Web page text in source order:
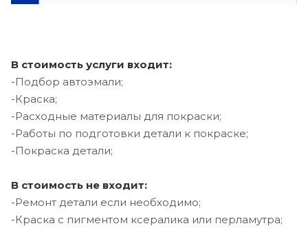
В стоимость услуги входит:
-Подбор автоэмали;
-Краска;
-Расходные материалы для покраски;
-Работы по подготовки детали к покраске;
-Покраска детали;
В стоимость не входит:
-Ремонт детали если необходимо;
-Краска с пигментом ксералика или перламутра;